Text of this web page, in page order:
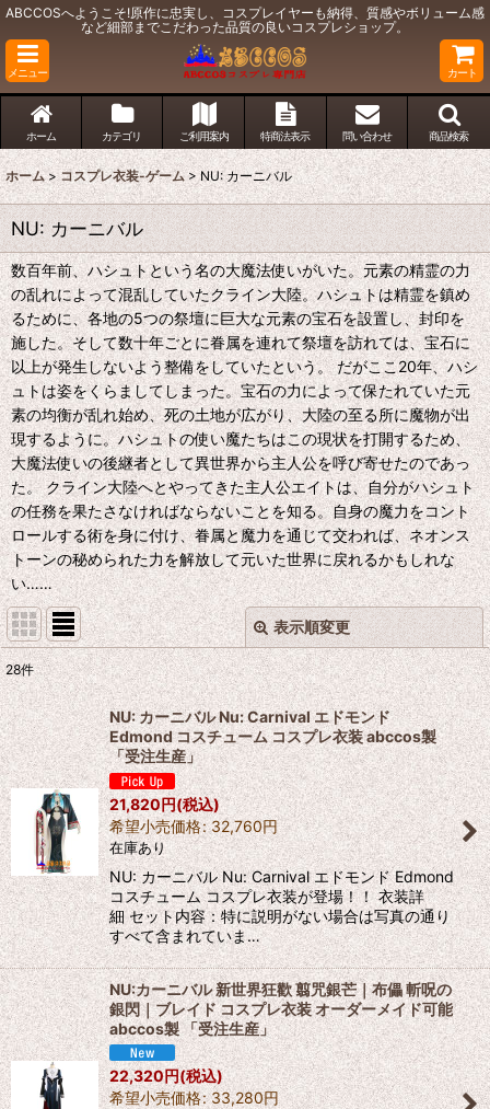
ABCCOSへようこそ!原作に忠実し、コスプレイヤーも納得、質感やボリューム感
など細部までこだわった品質の良いコスプレショップ。
メニュー カート
ホーム カテゴリ ご利用案内 特商法表示 問い合わせ 商品検索
ホーム > コスプレ衣装-ゲーム > NU: カーニバル
NU: カーニバル
数百年前、ハシュトという名の大魔法使いがいた。元素の精霊の力
の乱れによって混乱していたクライン大陸。ハシュトは精霊を鎮め
るために、各地の5つの祭壇に巨大な元素の宝石を設置し、封印を
施した。そして数十年ごとに眷属を連れて祭壇を訪れては、宝石に
以上が発生しないよう整備をしていたという。 だがここ20年、ハシ
ュトは姿をくらましてしまった。宝石の力によって保たれていた元
素の均衡が乱れ始め、死の土地が広がり、大陸の至る所に魔物が出
現するように。ハシュトの使い魔たちはこの現状を打開するため、
大魔法使いの後継者として異世界から主人公を呼び寄せたのであっ
た。 クライン大陸へとやってきた主人公エイトは、自分がハシュト
の任務を果たさなければならないことを知る。自身の魔力をコント
ロールする術を身に付け、眷属と魔力を通じて交われば、ネオンス
トーンの秘められた力を解放して元いた世界に戻れるかもしれな
い……
表示順変更
表示数:
並び順:
絞り込む
閉じる
28件
NU: カーニバル Nu: Carnival エドモンド
Edmond コスチューム コスプレ衣装 abccos製
「受注生産」
21,820円(税込)
希望小売価格: 32,760円
在庫あり
NU: カーニバル Nu: Carnival エドモンド Edmond
コスチューム コスプレ衣装が登場！！ 衣装詳
細 セット内容：特に説明がない場合は写真の通り
すべて含まれていま…
NU:カーニバル 新世界狂歡 翦咒銀芒｜布儡 斬呪の
銀閃｜ブレイド コスプレ衣装 オーダーメイド可能
abccos製 「受注生産」
22,320円(税込)
希望小売価格: 33,280円